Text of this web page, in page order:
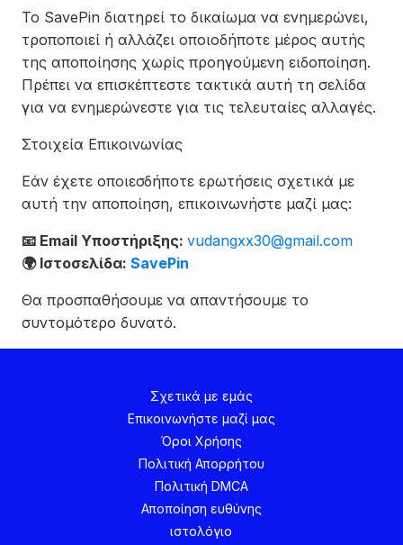
Το SavePin διατηρεί το δικαίωμα να ενημερώνει,
τροποποιεί ή αλλάζει οποιοδήποτε μέρος αυτής
της αποποίησης χωρίς προηγούμενη ειδοποίηση.
Πρέπει να επισκέπτεστε τακτικά αυτή τη σελίδα
για να ενημερώνεστε για τις τελευταίες αλλαγές.
Στοιχεία Επικοινωνίας
Εάν έχετε οποιεσδήποτε ερωτήσεις σχετικά με
αυτή την αποποίηση, επικοινωνήστε μαζί μας:
📧 Email Υποστήριξης: vudangxx30@gmail.com
🌍 Ιστοσελίδα: SavePin
Θα προσπαθήσουμε να απαντήσουμε το
συντομότερο δυνατό.
Σχετικά με εμάς
Επικοινωνήστε μαζί μας
Όροι Χρήσης
Πολιτική Απορρήτου
Πολιτική DMCA
Αποποίηση ευθύνης
ιστολόγιο